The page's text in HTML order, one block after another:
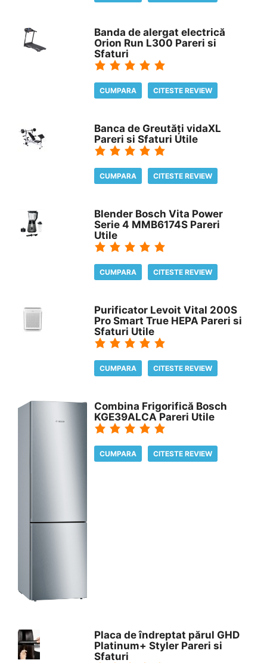
Banda de alergat electrică
Orion Run L300 Pareri si
Sfaturi
CUMPARA CITESTE REVIEW
Banca de Greutăți vidaXL
Pareri si Sfaturi Utile
CUMPARA CITESTE REVIEW
Blender Bosch Vita Power
Serie 4 MMB6174S Pareri
Utile
CUMPARA CITESTE REVIEW
Purificator Levoit Vital 200S
Pro Smart True HEPA Pareri si
Sfaturi Utile
CUMPARA CITESTE REVIEW
Combina Frigorifică Bosch
KGE39ALCA Pareri Utile
CUMPARA CITESTE REVIEW
Placa de îndreptat părul GHD
Platinum+ Styler Pareri si
Sfaturi